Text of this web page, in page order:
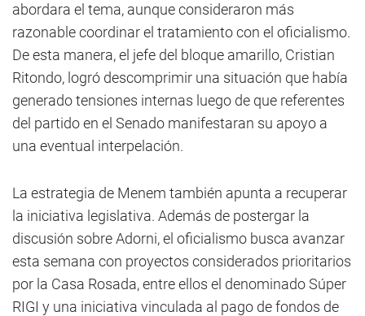
abordara el tema, aunque consideraron más
razonable coordinar el tratamiento con el oficialismo.
De esta manera, el jefe del bloque amarillo, Cristian
Ritondo, logró descomprimir una situación que había
generado tensiones internas luego de que referentes
del partido en el Senado manifestaran su apoyo a
una eventual interpelación.
La estrategia de Menem también apunta a recuperar
la iniciativa legislativa. Además de postergar la
discusión sobre Adorni, el oficialismo busca avanzar
esta semana con proyectos considerados prioritarios
por la Casa Rosada, entre ellos el denominado Súper
RIGI y una iniciativa vinculada al pago de fondos de